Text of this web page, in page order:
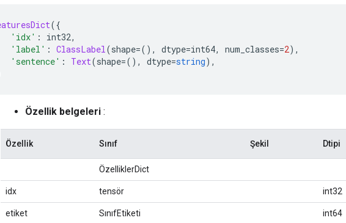
({
'idx' : int32,
'label' : ClassLabel(shape=(), dtype=int64, num_classes=2),
'sentence' : Text(shape=(), dtype=string),
Özellik belgeleri :
Özellik Sınıf Şekil Dtipi
ÖzelliklerDict
idx tensör int32
etiket SınıfEtiketi int64